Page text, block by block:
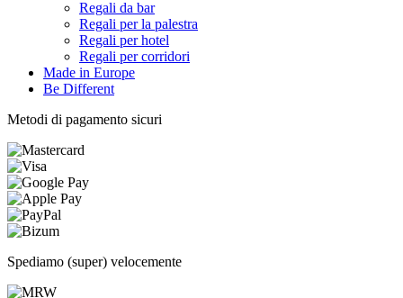
Regali da bar
Regali per la palestra
Regali per hotel
Regali per corridori
Made in Europe
Be Different
Metodi di pagamento sicuri
Spediamo (super) velocemente